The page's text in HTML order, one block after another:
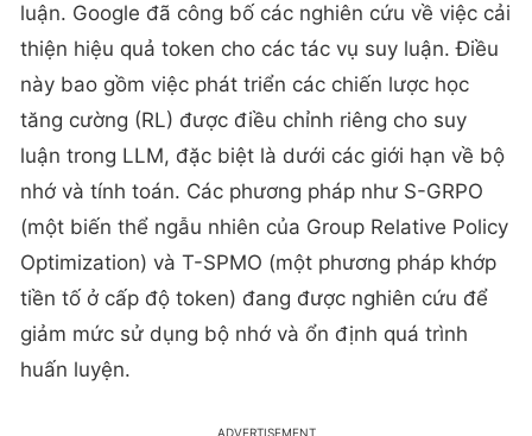
luận. Google đã công bố các nghiên cứu về việc cải
thiện hiệu quả token cho các tác vụ suy luận. Điều
này bao gồm việc phát triển các chiến lược học
tăng cường (RL) được điều chỉnh riêng cho suy
luận trong LLM, đặc biệt là dưới các giới hạn về bộ
nhớ và tính toán. Các phương pháp như S-GRPO
(một biến thể ngẫu nhiên của Group Relative Policy
Optimization) và T-SPMO (một phương pháp khớp
tiền tố ở cấp độ token) đang được nghiên cứu để
giảm mức sử dụng bộ nhớ và ổn định quá trình
huấn luyện.